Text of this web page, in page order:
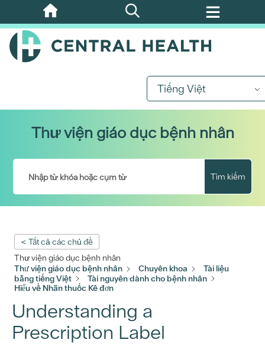
Bỏ
qua
nội
Tiếng Việt
Thư viện giáo dục bệnh nhân
Tìm kiếm
< Tất cả các chủ đề
Thư viện giáo dục bệnh nhân
Thư viện giáo dục bệnh nhân
Chuyên khoa
Tài liệu
bằng tiếng Việt
Tài nguyên dành cho bệnh nhân
Hiểu về Nhãn thuốc Kê đơn
Understanding a
Prescription Label